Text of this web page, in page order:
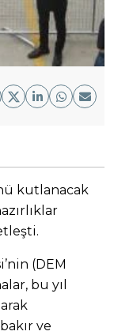
kutlanacak
(DEM
bu yıl
ve